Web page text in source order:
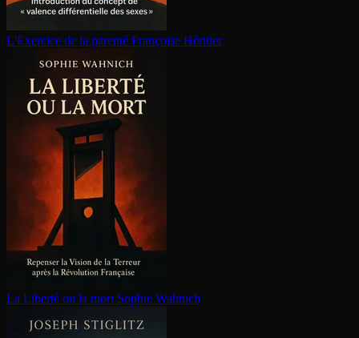
L'Exercice de la parenté Françoise Héritier
La Liberté ou la mort Sophie Wahnich